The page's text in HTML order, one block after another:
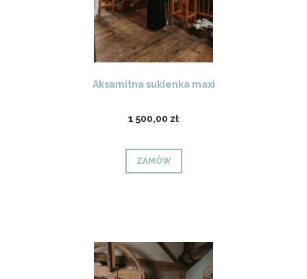
Aksamitna sukienka maxi
1 500,00 zł
ZAMÓW